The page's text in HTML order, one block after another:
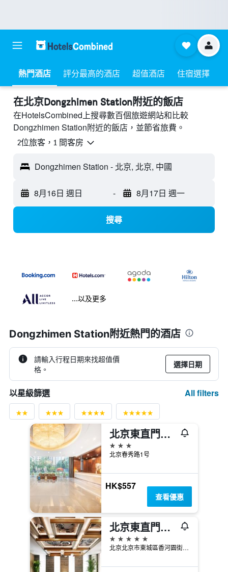
熱門酒店 評分最高的酒店 超值酒店 住宿選擇
​在北京Dongzhimen Station附近​的飯店
在HotelsCombined上搜尋數百個旅遊網站和比較
Dongzhimen Station附近的飯店，並節省旅費。
2位旅客，1 間客房
Dongzhimen Station - 北京, 北京, 中國
8月16日 週日 - 8月17日 週一
搜尋
...以及更多
Dongzhimen Station附近熱門的酒店
請輸入行程日期來找超值價
格。
選擇日期
以星級篩選 All filters
北京東直門智選假日酒店
3星級
北京春秀路1号
HK$557
查看優惠
北京東直門雅辰悅居酒店
5星級
北京北京市東城區香河園街1號院11號樓